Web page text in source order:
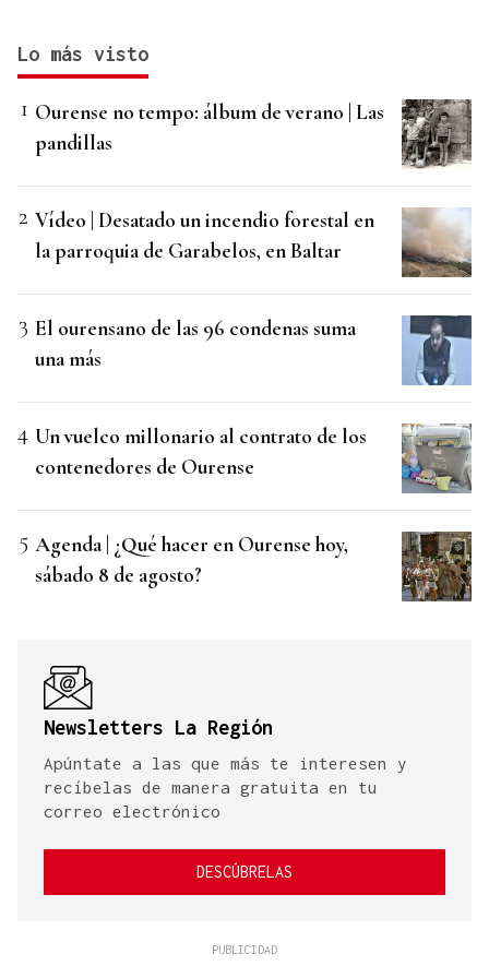
Lo más visto
Ourense no tempo: álbum de verano | Las
pandillas
Vídeo | Desatado un incendio forestal en
la parroquia de Garabelos, en Baltar
El ourensano de las 96 condenas suma
una más
Un vuelco millonario al contrato de los
contenedores de Ourense
Agenda | ¿Qué hacer en Ourense hoy,
sábado 8 de agosto?
Newsletters La Región
Apúntate a las que más te interesen y
recíbelas de manera gratuita en tu
correo electrónico
DESCÚBRELAS